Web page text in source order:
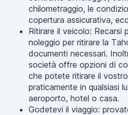
chilometraggio, le
copertura assicurativa,
Ritirare il veicolo: Recarsi
noleggio per ritirare la
documenti necessari.
società offre opzioni di
che potete ritirare il
praticamente in qualsiasi
aeroporto, hotel o casa.
Godetevi il viaggio: